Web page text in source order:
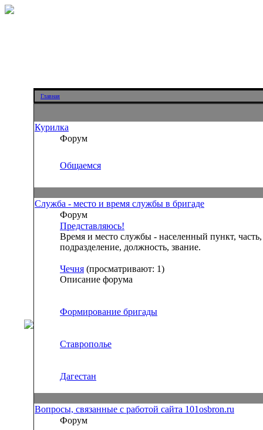
Главная
Курилка
Форум
Общаемся
Служба - место и время службы в бригаде
Форум
Представляюсь!
Время и место службы - населенный пункт, часть,
подразделение, должность, звание.
Чечня (просматривают: 1)
Описание форума
Формирование бригады
Ставрополье
Дагестан
Вопросы, связанные с работой сайта 101osbron.ru
Форум